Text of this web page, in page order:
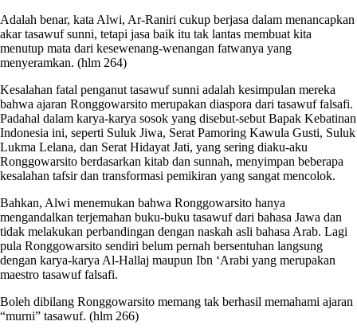
Adalah benar, kata Alwi, Ar-Raniri cukup berjasa dalam menancapkan
akar tasawuf sunni, tetapi jasa baik itu tak lantas membuat kita
menutup mata dari kesewenang-wenangan fatwanya yang
menyeramkan. (hlm 264)
Kesalahan fatal penganut tasawuf sunni adalah kesimpulan mereka
bahwa ajaran Ronggowarsito merupakan diaspora dari tasawuf falsafi.
Padahal dalam karya-karya sosok yang disebut-sebut Bapak Kebatinan
Indonesia ini, seperti Suluk Jiwa, Serat Pamoring Kawula Gusti, Suluk
Lukma Lelana, dan Serat Hidayat Jati, yang sering diaku-aku
Ronggowarsito berdasarkan kitab dan sunnah, menyimpan beberapa
kesalahan tafsir dan transformasi pemikiran yang sangat mencolok.
Bahkan, Alwi menemukan bahwa Ronggowarsito hanya
mengandalkan terjemahan buku-buku tasawuf dari bahasa Jawa dan
tidak melakukan perbandingan dengan naskah asli bahasa Arab. Lagi
pula Ronggowarsito sendiri belum pernah bersentuhan langsung
dengan karya-karya Al-Hallaj maupun Ibn ‘Arabi yang merupakan
maestro tasawuf falsafi.
Boleh dibilang Ronggowarsito memang tak berhasil memahami ajaran
“murni” tasawuf. (hlm 266)